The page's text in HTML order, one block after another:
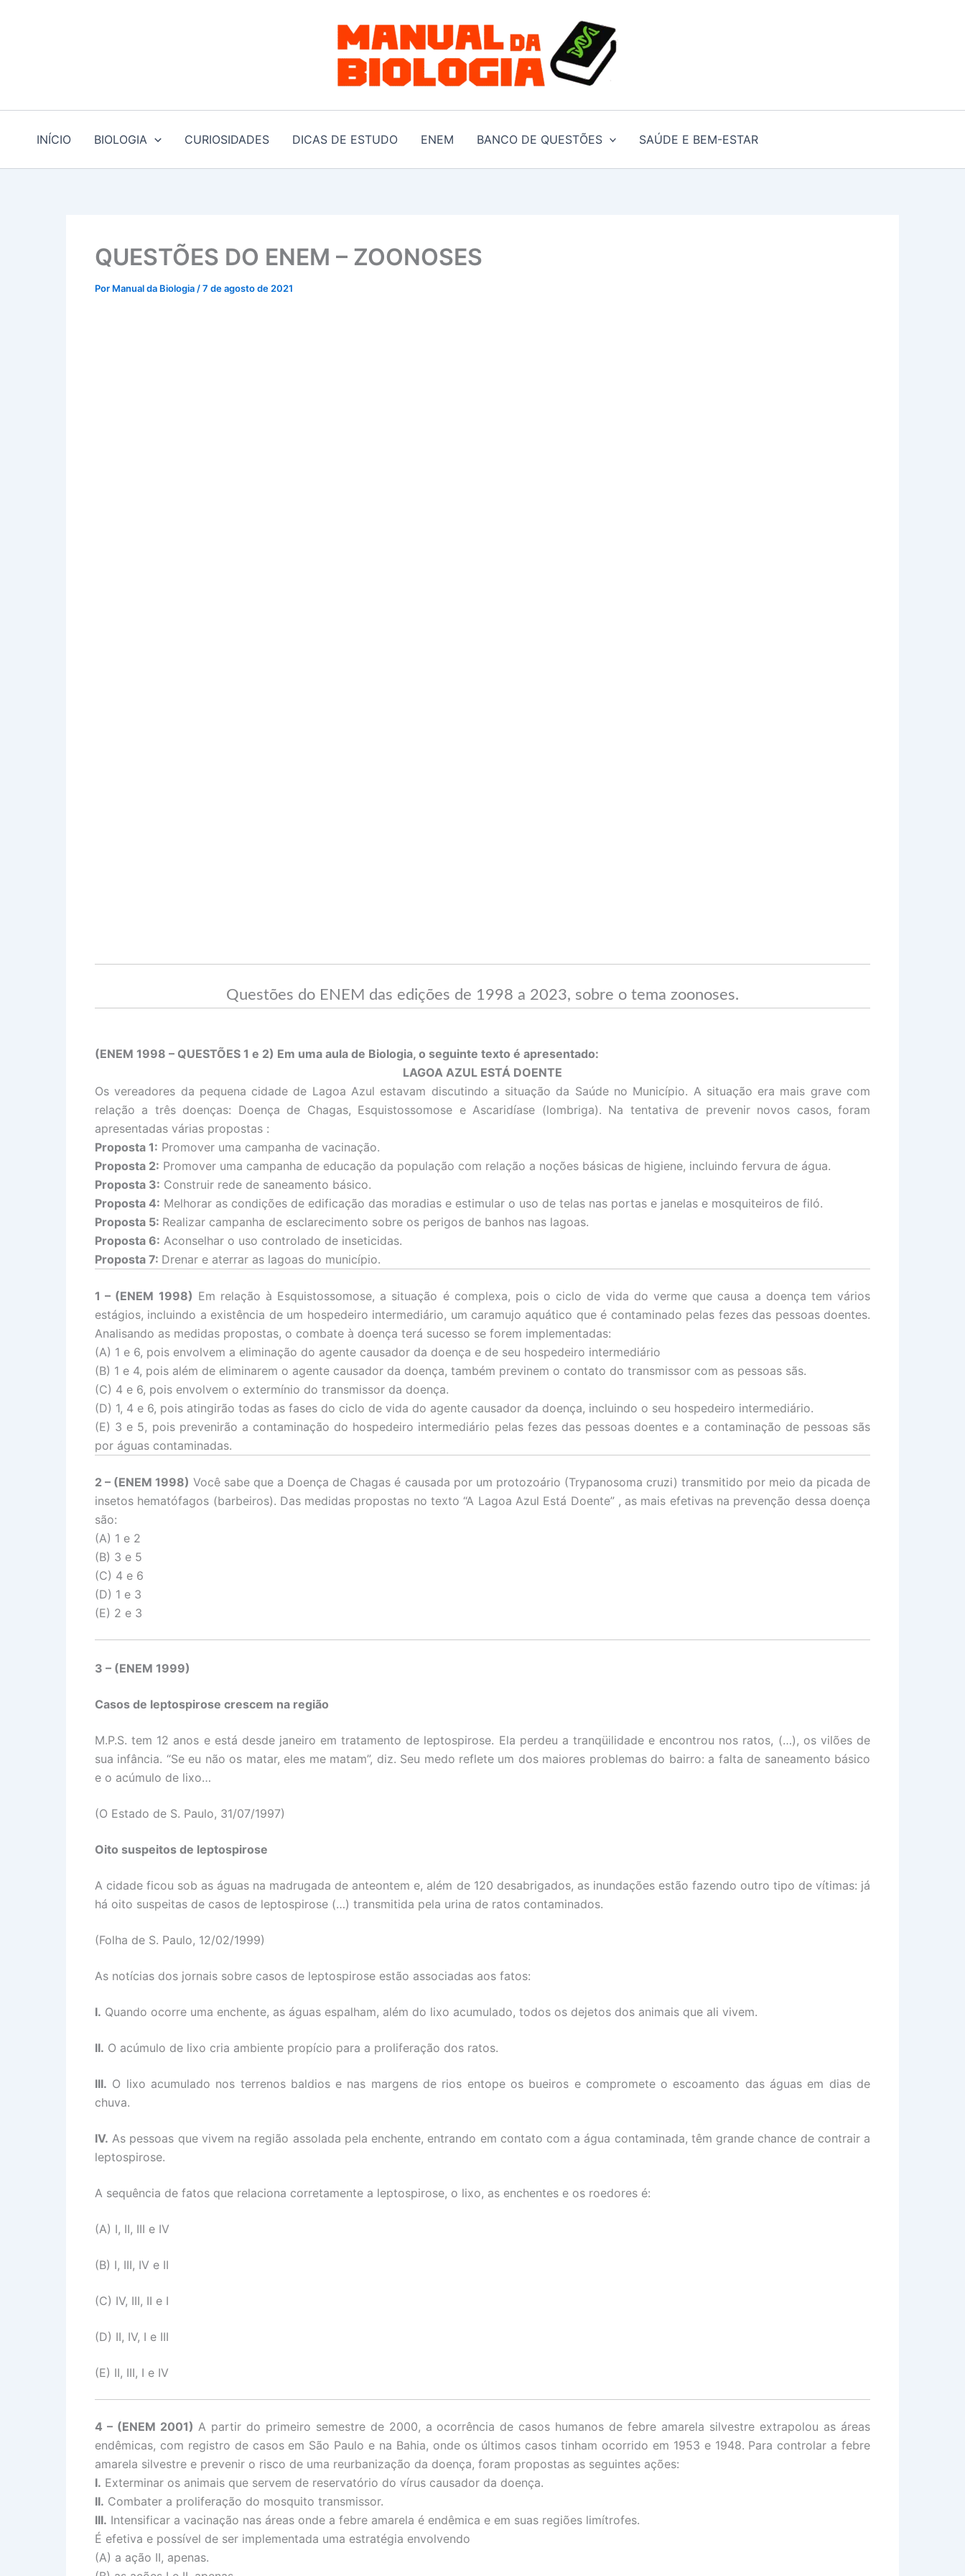
INÍCIO BIOLOGIA CURIOSIDADES DICAS DE ESTUDO ENEM BANCO DE QUESTÕES SAÚDE E BEM-ESTAR
QUESTÕES DO ENEM – ZOONOSES
Por Manual da Biologia /7 de agosto de 2021
Questões do ENEM das edições de 1998 a 2023, sobre o tema zoonoses.
(ENEM 1998 – QUESTÕES 1 e 2) Em uma aula de Biologia, o seguinte texto é apresentado:
LAGOA AZUL ESTÁ DOENTE
Os vereadores da pequena cidade de Lagoa Azul estavam discutindo a situação da Saúde no Município. A situação era mais grave com
relação a três doenças: Doença de Chagas, Esquistossomose e Ascaridíase (lombriga). Na tentativa de prevenir novos casos, foram
apresentadas várias propostas :
Proposta 1: Promover uma campanha de vacinação.
Proposta 2: Promover uma campanha de educação da população com relação a noções básicas de higiene, incluindo fervura de água.
Proposta 3: Construir rede de saneamento básico.
Proposta 4: Melhorar as condições de edificação das moradias e estimular o uso de telas nas portas e janelas e mosquiteiros de filó.
Proposta 5: Realizar campanha de esclarecimento sobre os perigos de banhos nas lagoas.
Proposta 6: Aconselhar o uso controlado de inseticidas.
Proposta 7: Drenar e aterrar as lagoas do município.
1 – (ENEM 1998) Em relação à Esquistossomose, a situação é complexa, pois o ciclo de vida do verme que causa a doença tem vários
estágios, incluindo a existência de um hospedeiro intermediário, um caramujo aquático que é contaminado pelas fezes das pessoas doentes.
Analisando as medidas propostas, o combate à doença terá sucesso se forem implementadas:
(A) 1 e 6, pois envolvem a eliminação do agente causador da doença e de seu hospedeiro intermediário
(B) 1 e 4, pois além de eliminarem o agente causador da doença, também previnem o contato do transmissor com as pessoas sãs.
(C) 4 e 6, pois envolvem o extermínio do transmissor da doença.
(D) 1, 4 e 6, pois atingirão todas as fases do ciclo de vida do agente causador da doença, incluindo o seu hospedeiro intermediário.
(E) 3 e 5, pois prevenirão a contaminação do hospedeiro intermediário pelas fezes das pessoas doentes e a contaminação de pessoas sãs
por águas contaminadas.
2 – (ENEM 1998) Você sabe que a Doença de Chagas é causada por um protozoário (Trypanosoma cruzi) transmitido por meio da picada de
insetos hematófagos (barbeiros). Das medidas propostas no texto “A Lagoa Azul Está Doente” , as mais efetivas na prevenção dessa doença
são:
(A) 1 e 2
(B) 3 e 5
(C) 4 e 6
(D) 1 e 3
(E) 2 e 3
3 – (ENEM 1999)
Casos de leptospirose crescem na região
M.P.S. tem 12 anos e está desde janeiro em tratamento de leptospirose. Ela perdeu a tranqüilidade e encontrou nos ratos, (…), os vilões de
sua infância. “Se eu não os matar, eles me matam”, diz. Seu medo reflete um dos maiores problemas do bairro: a falta de saneamento básico
e o acúmulo de lixo…
(O Estado de S. Paulo, 31/07/1997)
Oito suspeitos de leptospirose
A cidade ficou sob as águas na madrugada de anteontem e, além de 120 desabrigados, as inundações estão fazendo outro tipo de vítimas: já
há oito suspeitas de casos de leptospirose (…) transmitida pela urina de ratos contaminados.
(Folha de S. Paulo, 12/02/1999)
As notícias dos jornais sobre casos de leptospirose estão associadas aos fatos:
I. Quando ocorre uma enchente, as águas espalham, além do lixo acumulado, todos os dejetos dos animais que ali vivem.
II. O acúmulo de lixo cria ambiente propício para a proliferação dos ratos.
III. O lixo acumulado nos terrenos baldios e nas margens de rios entope os bueiros e compromete o escoamento das águas em dias de
chuva.
IV. As pessoas que vivem na região assolada pela enchente, entrando em contato com a água contaminada, têm grande chance de contrair a
leptospirose.
A sequência de fatos que relaciona corretamente a leptospirose, o lixo, as enchentes e os roedores é:
(A) I, II, III e IV
(B) I, III, IV e II
(C) IV, III, II e I
(D) II, IV, I e III
(E) II, III, I e IV
4 – (ENEM 2001) A partir do primeiro semestre de 2000, a ocorrência de casos humanos de febre amarela silvestre extrapolou as áreas
endêmicas, com registro de casos em São Paulo e na Bahia, onde os últimos casos tinham ocorrido em 1953 e 1948. Para controlar a febre
amarela silvestre e prevenir o risco de uma reurbanização da doença, foram propostas as seguintes ações:
I. Exterminar os animais que servem de reservatório do vírus causador da doença.
II. Combater a proliferação do mosquito transmissor.
III. Intensificar a vacinação nas áreas onde a febre amarela é endêmica e em suas regiões limítrofes.
É efetiva e possível de ser implementada uma estratégia envolvendo
(A) a ação II, apenas.